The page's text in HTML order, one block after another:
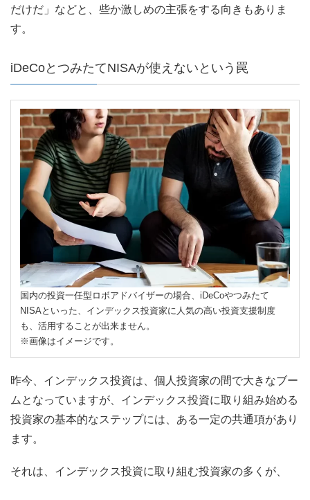
だけだ」などと、些か激しめの主張をする向きもありま
す。
iDeCoとつみたてNISAが使えないという罠
国内の投資一任型ロボアドバイザーの場合、iDeCoやつみたて
NISAといった、インデックス投資家に人気の高い投資支援制度
も、活用することが出来ません。
※画像はイメージです。
昨今、インデックス投資は、個人投資家の間で大きなブー
ムとなっていますが、インデックス投資に取り組み始める
投資家の基本的なステップには、ある一定の共通項があり
ます。
それは、インデックス投資に取り組む投資家の多くが、